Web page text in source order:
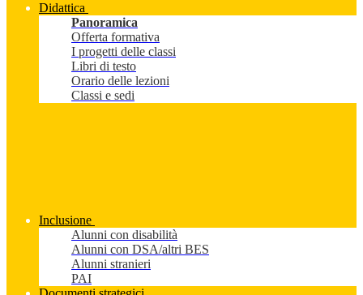
Didattica
Panoramica
Offerta formativa
I progetti delle classi
Libri di testo
Orario delle lezioni
Classi e sedi
Inclusione
Alunni con disabilità
Alunni con DSA/altri BES
Alunni stranieri
PAI